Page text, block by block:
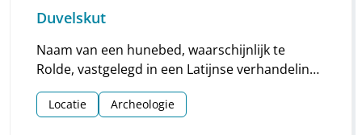
Duvelskut
Naam van een hunebed, waarschijnlijk te
Rolde, vastgelegd in een Latijnse verhandeling
uit 1547 over Germaanse stammen in de
Romeinse tijd.
Locatie Archeologie